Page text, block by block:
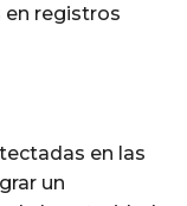
registros
en las
un